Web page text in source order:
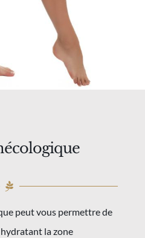
peut vous permettre de
la zone